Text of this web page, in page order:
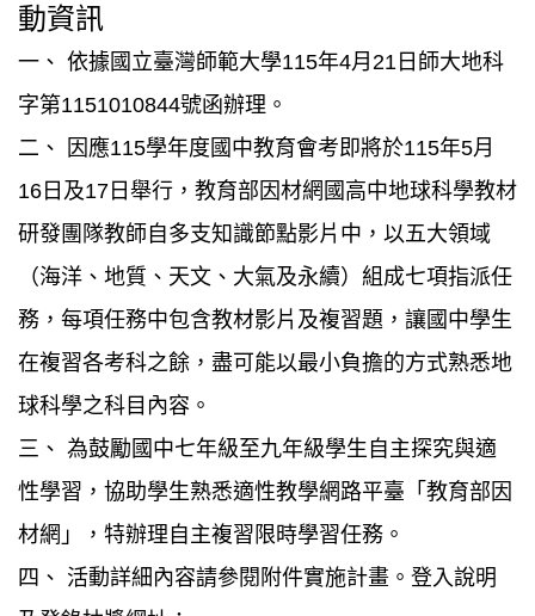
動資訊
一、 依據國立臺灣師範大學115年4月21日師大地科
字第1151010844號函辦理。
二、 因應115學年度國中教育會考即將於115年5月
16日及17日舉行，教育部因材網國高中地球科學教材
研發團隊教師自多支知識節點影片中，以五大領域
（海洋、地質、天文、大氣及永續）組成七項指派任
務，每項任務中包含教材影片及複習題，讓國中學生
在複習各考科之餘，盡可能以最小負擔的方式熟悉地
球科學之科目內容。
三、 為鼓勵國中七年級至九年級學生自主探究與適
性學習，協助學生熟悉適性教學網路平臺「教育部因
材網」，特辦理自主複習限時學習任務。
四、 活動詳細內容請參閱附件實施計畫。登入說明